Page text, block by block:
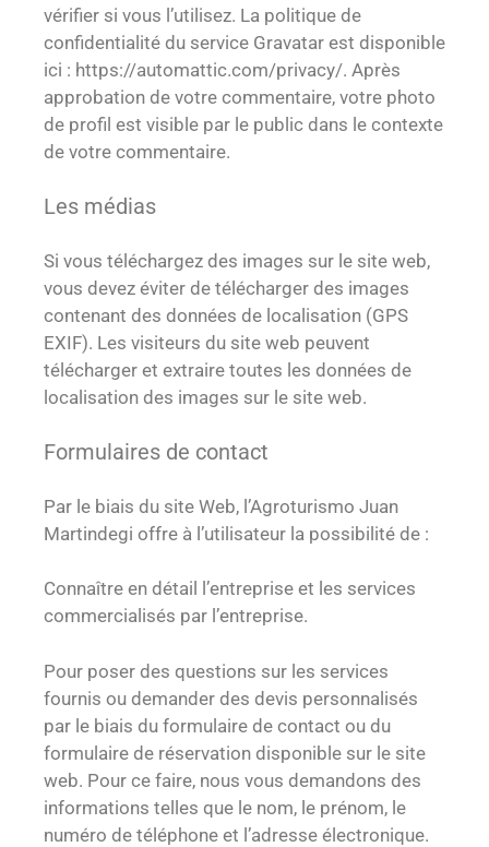
vérifier si vous l’utilisez. La politique de
confidentialité du service Gravatar est disponible
ici : https://automattic.com/privacy/. Après
approbation de votre commentaire, votre photo
de profil est visible par le public dans le contexte
de votre commentaire.
Les médias
Si vous téléchargez des images sur le site web,
vous devez éviter de télécharger des images
contenant des données de localisation (GPS
EXIF). Les visiteurs du site web peuvent
télécharger et extraire toutes les données de
localisation des images sur le site web.
Formulaires de contact
Par le biais du site Web, l’Agroturismo Juan
Martindegi offre à l’utilisateur la possibilité de :
Connaître en détail l’entreprise et les services
commercialisés par l’entreprise.
Pour poser des questions sur les services
fournis ou demander des devis personnalisés
par le biais du formulaire de contact ou du
formulaire de réservation disponible sur le site
web. Pour ce faire, nous vous demandons des
informations telles que le nom, le prénom, le
numéro de téléphone et l’adresse électronique.